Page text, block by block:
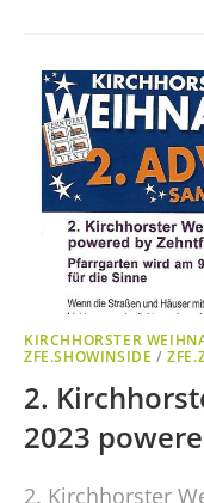
KIRCHHORSTER
ZFE.SHOWINSIDE /
2.
2023
2. Kirchhorster